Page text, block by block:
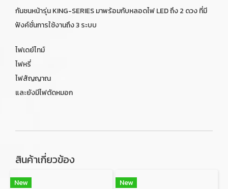
กันชนหน้ารุ่น KING-SERIES มาพร้อมกับหลอดไฟ LED ถึง 2 ดวง ที่มี
ฟังค์ชั่นการใช้งานถึง 3 ระบบ
ไฟเดย์ไทม์
ไฟหรี่
ไฟสัญญาณ
และยังมีไฟตัดหมอก
สินค้าเกี่ยวข้อง
New New